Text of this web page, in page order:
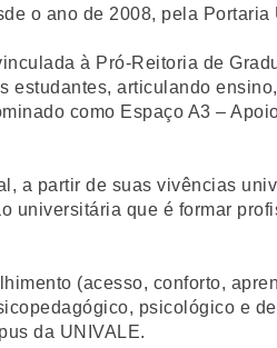
o ano de 2008, pela Portaria
à Pró-Reitoria de
articulando
como Espaço A3 –
a partir de suas vivências
universitária que é formar
(acesso, conforto,
psicológico e
da UNIVALE.